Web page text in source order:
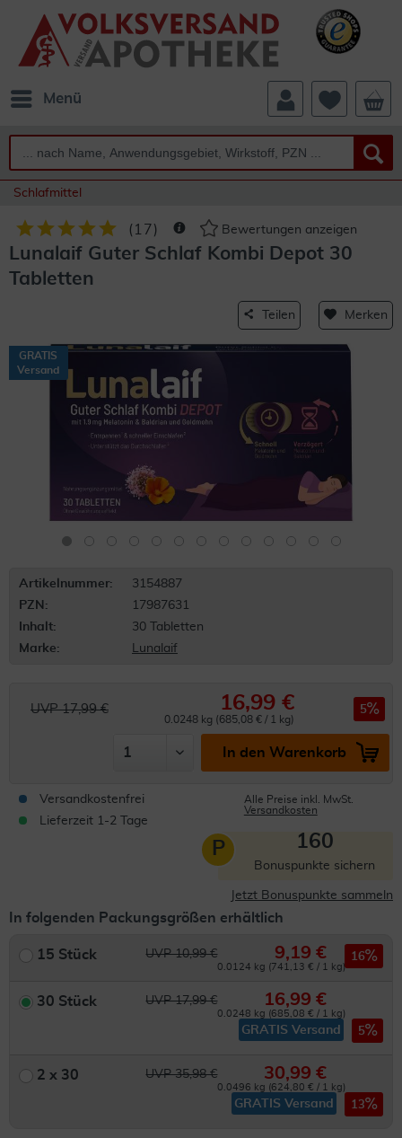
Menü
Schlafmittel
( 17 ) Bewertungen anzeigen
Lunalaif Guter Schlaf Kombi Depot 30
Tabletten
Teilen Merken
GRATIS
Versand
Artikelnummer:
3154887
PZN:
17987631
Inhalt:
30 Tabletten
Marke:
Lunalaif
UVP 17,99 € 16,99 €
0.0248 kg (685,08 € / 1 kg)
5
In den Warenkorb
Versandkostenfrei
Lieferzeit 1-2 Tage
Alle Preise inkl. MwSt.
Versandkosten
P 160
Bonuspunkte sichern
Jetzt Bonuspunkte sammeln
In folgenden Packungsgrößen erhältlich
15 Stück UVP 10,99 € 9,19 €
0.0124 kg (741,13 € / 1 kg)
16
30 Stück UVP 17,99 € 16,99 €
0.0248 kg (685,08 € / 1 kg)
GRATIS Versand 5
2 x 30 UVP 35,98 € 30,99 €
0.0496 kg (624,80 € / 1 kg)
GRATIS Versand 13